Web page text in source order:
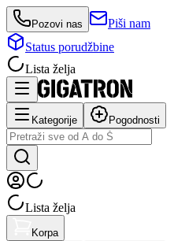
Pozovi nas
Piši nam
Status porudžbine
Lista želja
Kategorije Pogodnosti
Lista želja
Korpa